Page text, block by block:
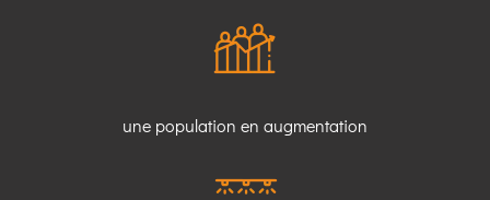
une population en augmentation